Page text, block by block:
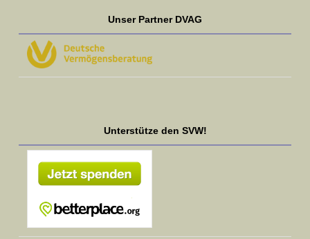
Unser Partner DVAG
Unterstütze den SVW!